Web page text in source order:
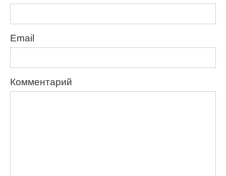
Email
Комментарий